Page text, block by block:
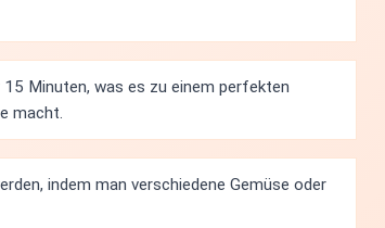
Minuten, was es zu einem perfekten
macht.
indem man verschiedene Gemüse oder